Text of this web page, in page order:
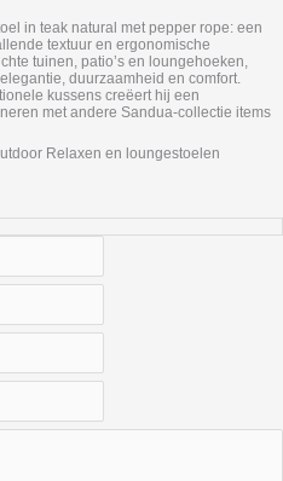
in teak natural met pepper rope: een
textuur en ergonomische
tuinen, patio’s en loungehoeken,
duurzaamheid en comfort.
kussens creëert hij een
met andere Sandua-collectie items